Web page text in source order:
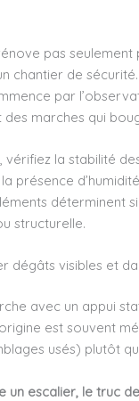
pas seulement
chantier de
par
des marches qui
vérifiez la stabilité
présence
déterminent
structurelle.
dégâts visibles et
avec un appui
est souvent
usés) plutôt
un escalier, le truc